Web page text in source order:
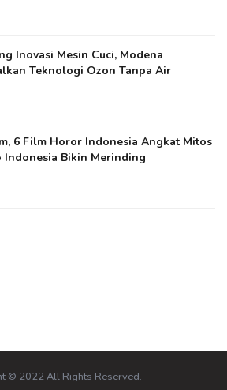
Inovasi Mesin Cuci, Modena
Teknologi Ozon Tanpa Air
6 Film Horor Indonesia Angkat Mitos
Indonesia Bikin Merinding
© 2022 All Rights Reserved.